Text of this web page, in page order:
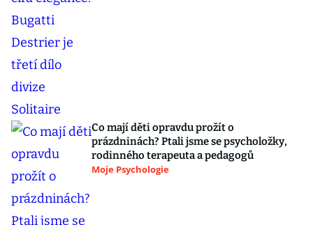
Co mají děti opravdu prožít o
prázdninách? Ptali jsme se psycholožky,
rodinného terapeuta a pedagogů
Moje Psychologie